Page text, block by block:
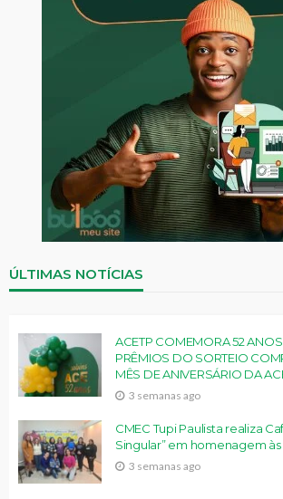
ÚLTIMAS NOTÍCIAS
ACETP COMEMORA 52 ANOS
PRÊMIOS DO SORTEIO
MÊS DE ANIVERSÁRIO DA
3 semanas ago
CMEC Tupi Paulista realiza
Singular” em homenagem
3 semanas ago